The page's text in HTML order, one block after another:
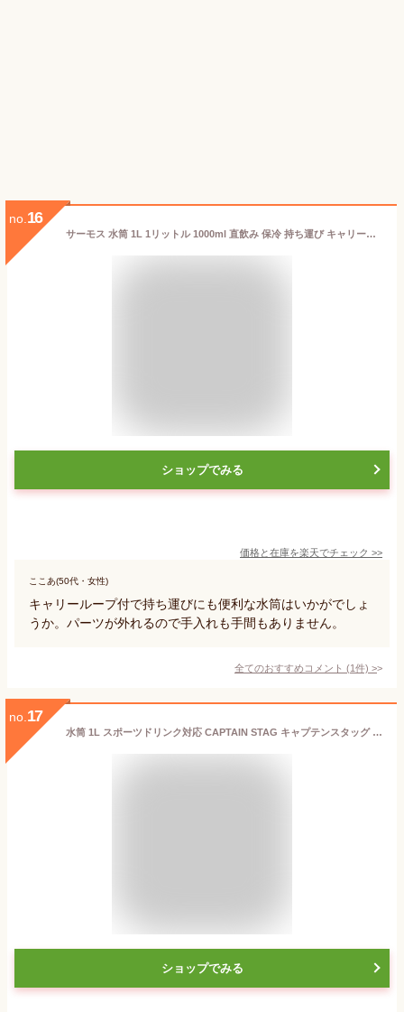
no. 16
サーモス 水筒 1L 1リットル 1000ml 直飲み 保冷 持ち運び キャリーループ スポーツドリンク対応 食洗機対応 大人 子供 キッズ 広口 おしゃれ 真空断熱 スポーツボトル ステンレス ボトル ブラック ブルー カーキ ベージュ FJU-1000
ショップでみる
価格と在庫を楽天でチェック >>
ここあ(50代・女性)
キャリーループ付で持ち運びにも便利な水筒はいかがでしょ
うか。パーツが外れるので手入れも手間もありません。
全てのおすすめコメント (1件) >
no. 17
水筒 1L スポーツドリンク対応 CAPTAIN STAG キャプテンスタッグ HD 直飲み （ 保冷専用 直飲み スポーツボトル スポーツジャグ ステンレスボトル 直のみ すいとう ワンタッチ 1000ml 1リットル 真空二重構造 ショルダーベルト付き ） 【39ショップ】
ショップでみる